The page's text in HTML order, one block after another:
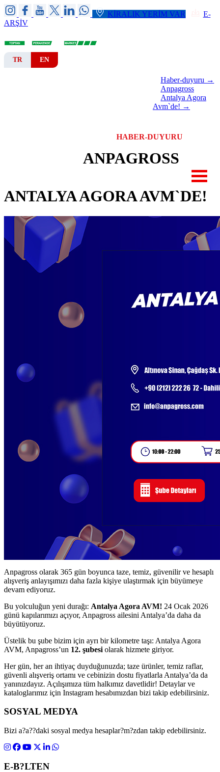
KİRALIK YERİM VAR
E-
ARŞİV
TR EN
HABER-DUYURU
Haber-duyuru →
Anpagross
Antalya Agora
Avm`de! →
ANPAGROSS
ANTALYA AGORA AVM`DE!
Anpagross olarak 365 gün boyunca taze, temiz, güvenilir ve hesaplı
alışveriş anlayışımızı daha fazla kişiye ulaştırmak için büyümeye
devam ediyoruz.
Bu yolculuğun yeni durağı: Antalya Agora AVM! 24 Ocak 2026
günü kapılarımızı açıyor, Anpagross ailesini Antalya’da daha da
büyütüyoruz.
Üstelik bu şube bizim için ayrı bir kilometre taşı: Antalya Agora
AVM, Anpagross’un 12. şubesi olarak hizmete giriyor.
Her gün, her an ihtiyaç duyduğunuzda; taze ürünler, temiz raflar,
güvenli alışveriş ortamı ve cebinizin dostu fiyatlarla Antalya’da da
yanınızdayız. Açılışımıza tüm halkımız davetlidir! Detaylar ve
kataloglarımız için Instagram hesabımızdan bizi takip edebilirsiniz.
SOSYAL MEDYA
Bizi a?a??daki sosyal medya hesaplar?m?zdan takip edebilirsiniz.
E-B?LTEN